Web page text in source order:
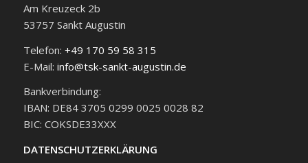
Am Kreuzeck 2b
53757 Sankt Augustin
Telefon: +49 170 59 58 315
E-Mail: info@tsk-sankt-augustin.de
Bankverbindung:
IBAN: DE84 3705 0299 0025 0028 82
BIC: COKSDE33XXX
DATENSCHUTZERKLÄRUNG